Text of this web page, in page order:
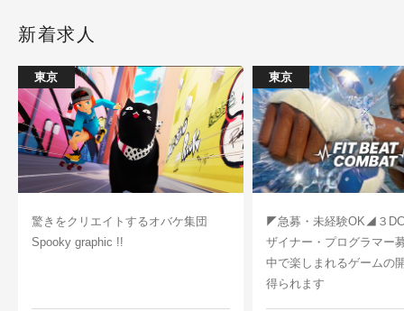
新着求人
東京
驚きをクリエイトするオバケ集団
Spooky graphic !!
東京
◤急募・未経験OK◢３
ザイナー・プログラマー
中で楽しまれるゲームの
得られます